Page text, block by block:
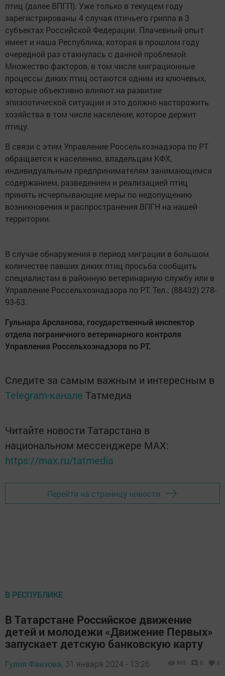
птиц (далее ВПГП). Уже только в текущем году
зарегистрированы 4 случая птичьего гриппа в 3
субъектах Российской Федерации. Плачевный опыт
имеет и наша Республика, которая в прошлом году
очередной раз стакнулась с данной проблемой.
Множество факторов, в том числе миграционные
процессы диких птиц остаются одним из ключевых,
которые объективно влияют на развитие
эпизоотической ситуации и это должно насторожить
хозяйства в том числе население, которое держит
птицу.
В связи с этим Управление Россельхознадзора по РТ
обращается к населению, владельцам КФХ,
индивидуальным предпринимателям занимающимся
содержанием, разведением и реализацией птиц
принять исчерпывающие меры по недопущению
возникновения и распространения ВПГН на нашей
территории.
В случае обнаружения в период миграции в большом
количестве павших диких птиц просьба сообщить
специалистам в районную ветеринарную службу или в
Управление Россельхознадзора по РТ. Тел.: (88432) 278-
93-53.
Гульнара Арсланова, государственный инспектор
отдела пограничного ветеринарного контроля
Управления Россельхознадзора по РТ.
Следите за самым важным и интересным в
Telegram-канале Татмедиа
Читайте новости Татарстана в
национальном мессенджере MАХ:
https://max.ru/tatmedia
Перейти на страницу новости
В РЕСПУБЛИКЕ
В Татарстане Российское движение
детей и молодежи «Движение Первых»
запускает детскую банковскую карту
Гулия Фаизова, 31 января 2024 - 13:26 965 0 0